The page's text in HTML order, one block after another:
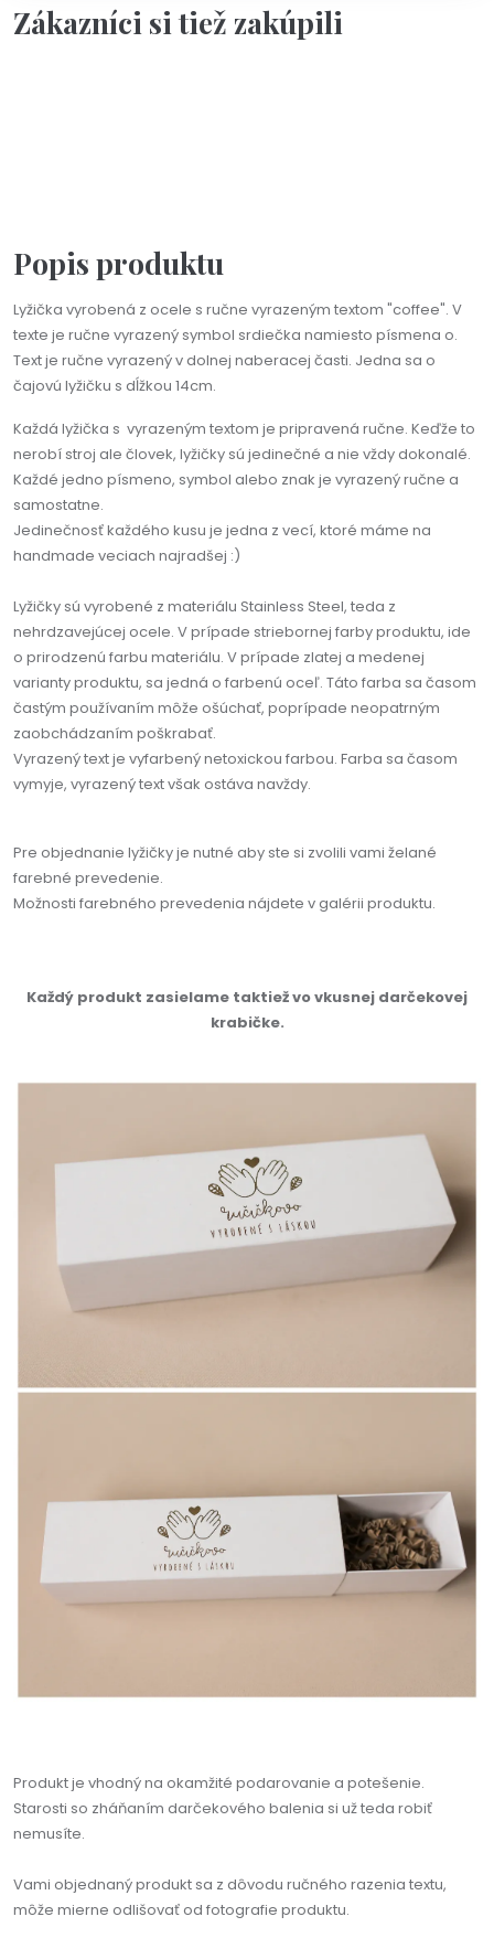
Zákazníci si tiež zakúpili
Popis produktu
Lyžička vyrobená z ocele s ručne vyrazeným textom "coffee". V
texte je ručne vyrazený symbol srdiečka namiesto písmena o.
Text je ručne vyrazený v dolnej naberacej časti. Jedna sa o
čajovú lyžičku s dĺžkou 14cm.
Každá lyžička s vyrazeným textom je pripravená ručne. Keďže to
nerobí stroj ale človek, lyžičky sú jedinečné a nie vždy dokonalé.
Každé jedno písmeno, symbol alebo znak je vyrazený ručne a
samostatne.
Jedinečnosť každého kusu je jedna z vecí, ktoré máme na
handmade veciach najradšej :)
Lyžičky sú vyrobené z materiálu Stainless Steel, teda z
nehrdzavejúcej ocele. V prípade striebornej farby produktu, ide
o prirodzenú farbu materiálu. V prípade zlatej a medenej
varianty produktu, sa jedná o farbenú oceľ. Táto farba sa časom
častým používaním môže ošúchať, poprípade neopatrným
zaobchádzaním poškrabať.
Vyrazený text je vyfarbený netoxickou farbou. Farba sa časom
vymyje, vyrazený text však ostáva navždy.
Pre objednanie lyžičky je nutné aby ste si zvolili vami želané
farebné prevedenie.
Možnosti farebného prevedenia nájdete v galérii produktu.
Každý produkt zasielame taktiež vo vkusnej darčekovej
krabičke.
Produkt je vhodný na okamžité podarovanie a potešenie.
Starosti so zháňaním darčekového balenia si už teda robiť
nemusíte.
Vami objednaný produkt sa z dôvodu ručného razenia textu,
môže mierne odlišovať od fotografie produktu.